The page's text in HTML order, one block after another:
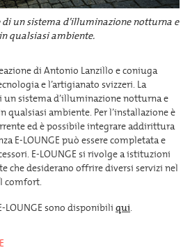
di un sistema d’illuminazione notturna e
qualsiasi ambiente.
di Antonio Lanzillo e coniuga
e l’artigianato svizzeri. La
un sistema d’illuminazione notturna e
qualsiasi ambiente. Per l’installazione è
ed è possibile integrare addirittura
E-LOUNGE può essere completata e
E-LOUNGE si rivolge a istituzioni
che desiderano offrire diversi servizi nel
comfort.
sono disponibili qui.